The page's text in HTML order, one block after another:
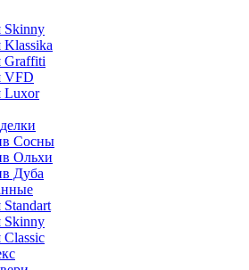
Skinny
Klassika
Graffiti
VFD
Luxor
Сосны
Ольхи
Дуба
Skinny